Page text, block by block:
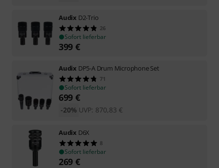
Audix D2-Trio
26
Sofort lieferbar
399 €
Audix DP5-A Drum Microphone Set
71
Sofort lieferbar
699 €
UVP: 870,83 €
-20%
Audix D6X
8
Sofort lieferbar
269 €